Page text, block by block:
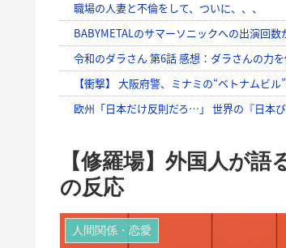
【修羅場】外国人が
の反応
人間関係・恋愛